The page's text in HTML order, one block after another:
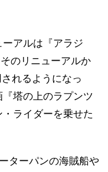
アルは『アラジ
のリニューアルか
れるようになっ
塔の上のラプンツ
ライダーを乗せた
ターパンの海賊船や